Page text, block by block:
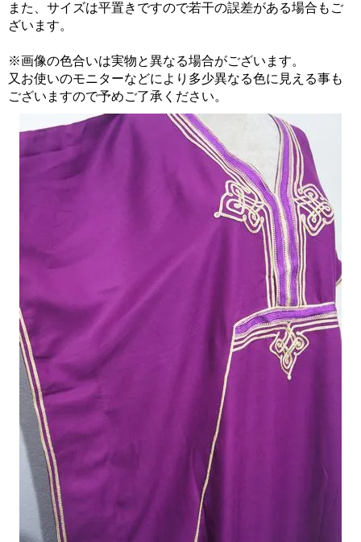
また、サイズは平置きですので若干の誤差がある場合もご
ざいます。
※画像の色合いは実物と異なる場合がございます。
又お使いのモニターなどにより多少異なる色に見える事も
ございますので予めご了承ください。